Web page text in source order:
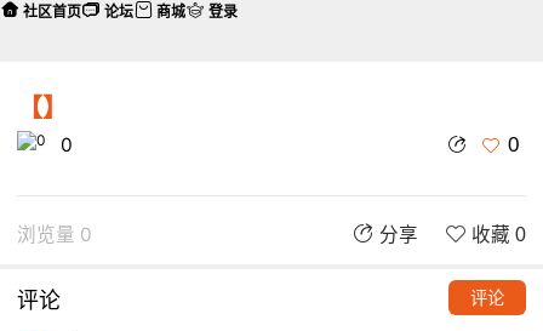
【】
0 0
浏览量 0 分享 收藏 0
评论 评论
社区首页 论坛 商城 登录